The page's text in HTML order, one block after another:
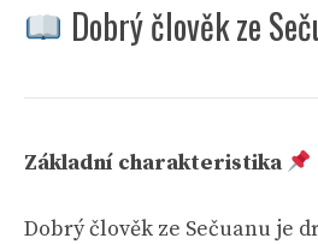
Dobrý člověk ze
Základní charakteristika
Dobrý člověk ze Sečuanu je